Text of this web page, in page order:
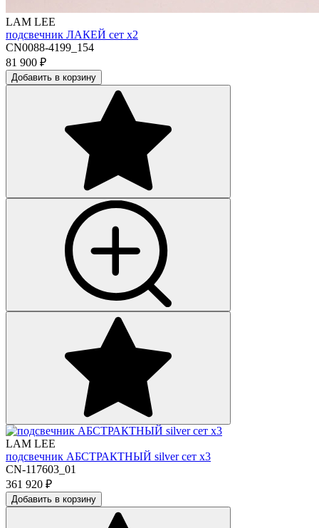
LAM LEE
подсвечник ЛАКЕЙ сет х2
CN0088-4199_154
81 900 ₽
Добавить в корзину
LAM LEE
подсвечник АБСТРАКТНЫЙ silver сет х3
CN-117603_01
361 920 ₽
Добавить в корзину